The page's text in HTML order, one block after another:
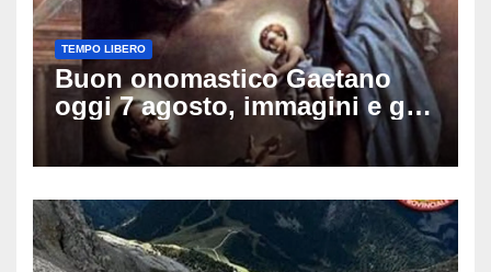
TEMPO LIBERO
Buon onomastico Gaetano
oggi 7 agosto, immagini e gif
di auguri da condividere sui
social